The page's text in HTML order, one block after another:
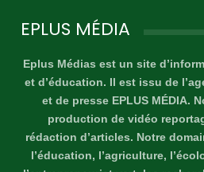
EPLUS MÉDIA
Eplus Médias est un site
et d’éducation. Il est issu de
et de presse EPLUS MÉDIA.
production de vidéo
rédaction d’articles. Notre
l’éducation, l’agriculture,